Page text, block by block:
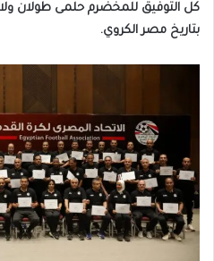
كل التوفيق للمخضرم حلمى طولان
بتاريخ مصر الكروي.